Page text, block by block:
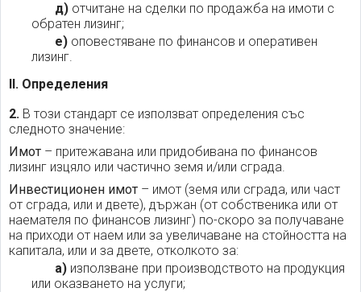
д)отчитане на сделки по продажба на имоти с
обратен лизинг;
е)оповестяване по финансов и оперативен
лизинг.
II. Определения
2. В този стандарт се използват определения със
следното значение:
Имот – притежавана или придобивана по финансов
лизинг изцяло или частично земя и/или сграда.
Инвестиционен имот – имот (земя или сграда, или част
от сграда, или и двете), държан (от собственика или от
наемателя по финансов лизинг) по-скоро за получаване
на приходи от наем или за увеличаване на стойността на
капитала, или и за двете, отколкото за:
а)използване при производството на продукция
или оказването на услуги;